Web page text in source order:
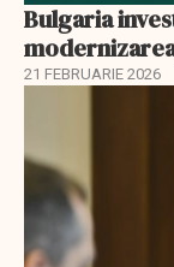
Bulgaria
21 FEBRUARIE 2026